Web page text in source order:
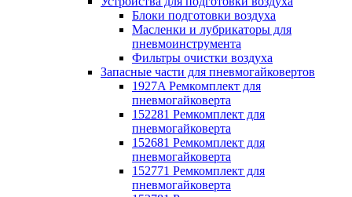
Блоки подготовки воздуха
Масленки и лубрикаторы для
пневмоинструмента
Фильтры очистки воздуха
Запасные части для пневмогайковертов
1927A Ремкомплект для
пневмогайковерта
152281 Ремкомплект для
пневмогайковерта
152681 Ремкомплект для
пневмогайковерта
152771 Ремкомплект для
пневмогайковерта